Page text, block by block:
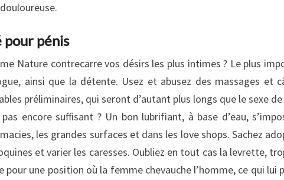
pour pénis
Nature contrecarre vos désirs les plus intimes ? Le plus
ainsi que la détente. Usez et abusez des massages et
préliminaires, qui seront d’autant plus longs que le sexe
pas encore suffisant ? Un bon lubrifiant, à base d’eau,
les grandes surfaces et dans les love shops. Sachez
et varier les caresses. Oubliez en tout cas la levrette,
pour une position où la femme chevauche l’homme, ce qui lui